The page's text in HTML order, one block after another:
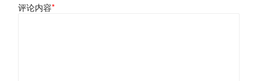
评论内容*